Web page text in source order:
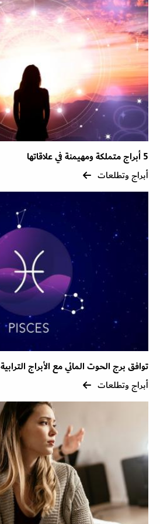
5 أبراج متملكة ومهيمنة في علاقاتها
أبراج وتطلعات
توافق برج الحوت المائي مع الأبراج الترابية
أبراج وتطلعات